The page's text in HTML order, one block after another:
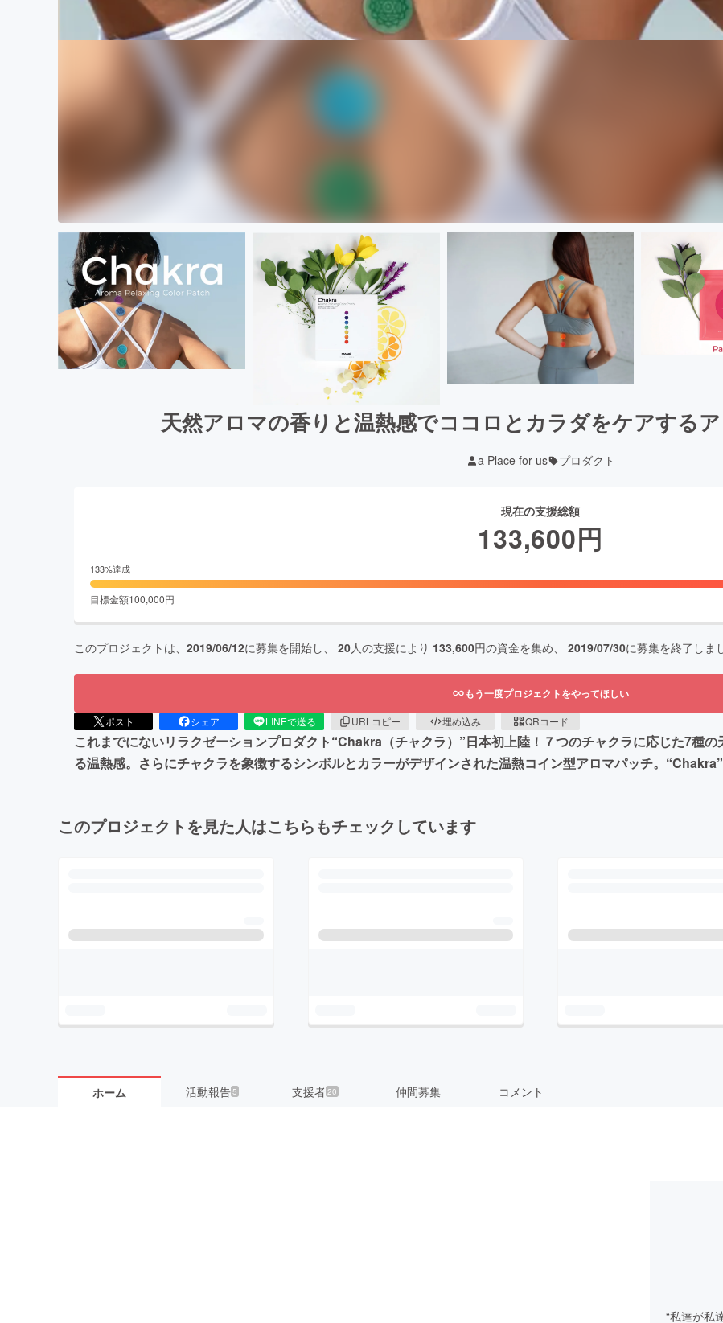
天然アロマの香りと温熱感でココロとカラダをケアする
a Place for us プロダクト
現在の支援総額
133,600円
133%達成
目標金額100,000円
このプロジェクトは、 2019/06/12に募集を開始し、 20人の支援により 133,600円の資金を集め、 2019/07/30に募集を終了しま
もう一度プロジェクトをやってほしい
ポスト シェア LINEで送る URLコピー 埋め込み QRコード
これまでにないリラクゼーションプロダクト“Chakra（チャクラ）”日本初上陸！７つのチャクラに応じた7種
る温熱感。さらにチャクラを象徴するシンボルとカラーがデザインされた温熱コイン型アロマパッチ。
このプロジェクトを見た人はこちらもチェックしています
ホーム 活動報告5 支援者20 仲間募集 コメント
“私達が私